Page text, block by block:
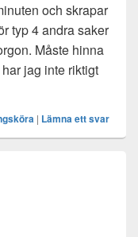
och skrapar
typ 4 andra saker
Måste hinna
jag inte riktigt
| Lämna ett svar